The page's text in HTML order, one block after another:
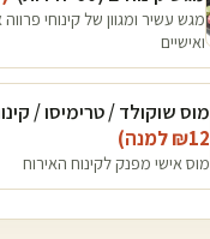
מגש עשיר ומגוון של קינוחי פרווה
ואישיים
מוס שוקולד / טרימיסו /
₪12 למנה)
מוס אישי מפנק לקינוח האירוח